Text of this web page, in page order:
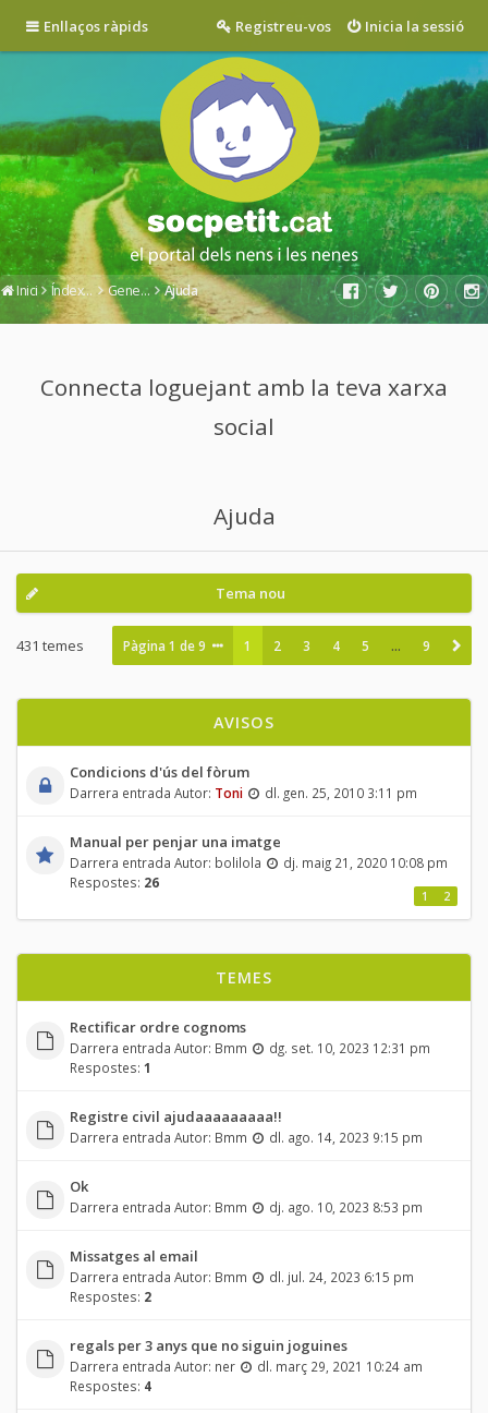
Enllaços ràpids Inicia la sessió
Registreu-vos
Inici Índex del fòrum General Ajuda
Connecta loguejant amb la teva xarxa
social
Ajuda
Tema nou
431 temes Pàgina1 de9 1 2 3 4 5 … 9
AVISOS
Condicions d'ús del fòrum
Darrera entrada Autor: Toni dl. gen. 25, 2010 3:11 pm
Manual per penjar una imatge
Darrera entrada Autor: bolilola
dj. maig 21, 2020 10:08 pm
Respostes: 26
1 2
TEMES
Rectificar ordre cognoms
Darrera entrada Autor: Bmm
dg. set. 10, 2023 12:31 pm
Respostes: 1
Registre civil ajudaaaaaaaaa!!
Darrera entrada Autor: Bmm dl. ago. 14, 2023 9:15 pm
Ok
Darrera entrada Autor: Bmm dj. ago. 10, 2023 8:53 pm
Missatges al email
Darrera entrada Autor: Bmm
dl. jul. 24, 2023 6:15 pm
Respostes: 2
regals per 3 anys que no siguin joguines
Darrera entrada Autor: ner
dl. març 29, 2021 10:24 am
Respostes: 4